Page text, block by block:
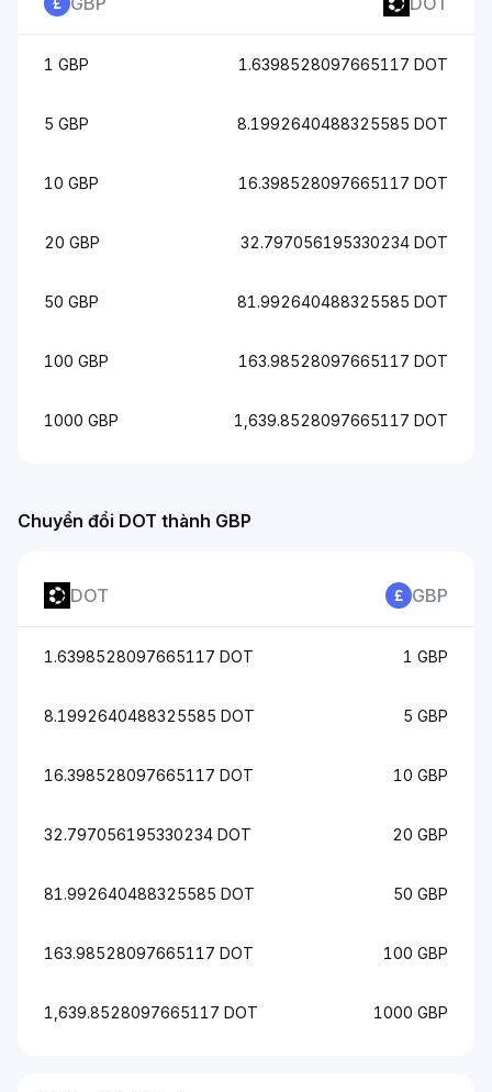
Chuyển đổi DOT thành GBP
DOT GBP
1.6398528097665117 DOT 1 GBP
8.1992640488325585 DOT 5 GBP
16.398528097665117 DOT 10 GBP
32.797056195330234 DOT 20 GBP
81.992640488325585 DOT 50 GBP
163.98528097665117 DOT 100 GBP
1,639.8528097665117 DOT 1000 GBP
1 GBP 1.6398528097665117 DOT
5 GBP 8.1992640488325585 DOT
10 GBP 16.398528097665117 DOT
20 GBP 32.797056195330234 DOT
50 GBP 81.992640488325585 DOT
100 GBP 163.98528097665117 DOT
1000 GBP 1,639.8528097665117 DOT